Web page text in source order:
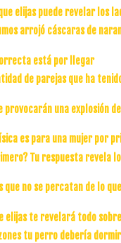
elijas puede revelar los
arrojó cáscaras de
está por llegar
de parejas que ha
provocarán una explosión
es para una mujer por
Tu respuesta revela
que no se percatan de lo
elijas te revelará todo
tu perro debería